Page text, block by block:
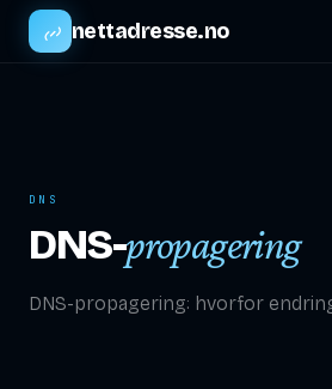
nettadresse.no
DNS
DNS-propagering
DNS-propagering: hvorfor